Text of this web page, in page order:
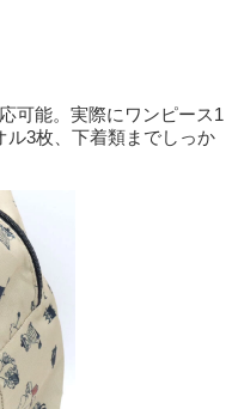
可能。実際にワンピース1
ル3枚、下着類までしっか